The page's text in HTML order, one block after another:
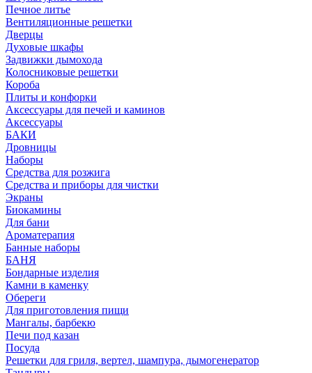
Печное литье
Вентиляционные решетки
Дверцы
Духовые шкафы
Задвижки дымохода
Колосниковые решетки
Короба
Плиты и конфорки
Аксессуары для печей и каминов
Аксессуары
БАКИ
Дровницы
Наборы
Средства для розжига
Средства и приборы для чистки
Экраны
Биокамины
Для бани
Ароматерапия
Банные наборы
БАНЯ
Бондарные изделия
Камни в каменку
Обереги
Для приготовления пищи
Мангалы, барбекю
Печи под казан
Посуда
Решетки для гриля, вертел, шампура, дымогенератор